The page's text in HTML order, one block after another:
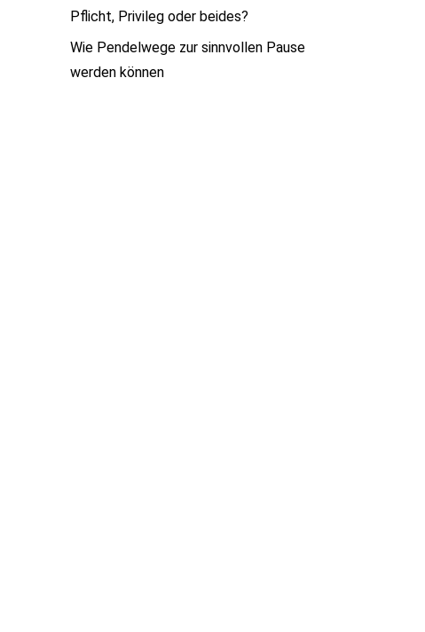
Pflicht, Privileg oder beides?
Wie Pendelwege zur sinnvollen Pause
werden können